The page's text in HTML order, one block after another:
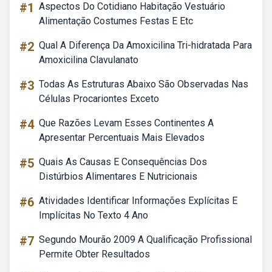
#1 Aspectos Do Cotidiano Habitação Vestuário
Alimentação Costumes Festas E Etc
#2 Qual A Diferença Da Amoxicilina Tri-hidratada Para
Amoxicilina Clavulanato
#3 Todas As Estruturas Abaixo São Observadas Nas
Células Procariontes Exceto
#4 Que Razões Levam Esses Continentes A
Apresentar Percentuais Mais Elevados
#5 Quais As Causas E Consequências Dos
Distúrbios Alimentares E Nutricionais
#6 Atividades Identificar Informações Explícitas E
Implícitas No Texto 4 Ano
#7 Segundo Mourão 2009 A Qualificação Profissional
Permite Obter Resultados